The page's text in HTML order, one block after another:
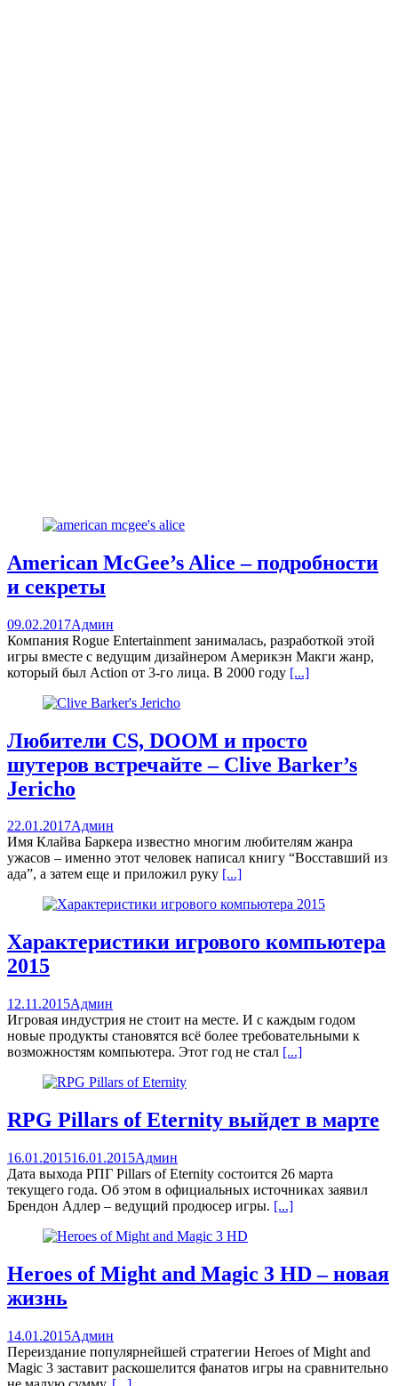
American McGee’s Alice – подробности
и секреты
09.02.2017Админ
Компания Rogue Entertainment занималась, разработкой этой
игры вместе с ведущим дизайнером Америкэн Макги жанр,
который был Action от 3-го лица. В 2000 году [...]
Любители CS, DOOM и просто
шутеров встречайте – Clive Barker’s
Jericho
22.01.2017Админ
Имя Клайва Баркера известно многим любителям жанра
ужасов – именно этот человек написал книгу “Восставший из
ада”, а затем еще и приложил руку [...]
Характеристики игрового компьютера
2015
12.11.2015Админ
Игровая индустрия не стоит на месте. И с каждым годом
новые продукты становятся всё более требовательными к
возможностям компьютера. Этот год не стал [...]
RPG Pillars of Eternity выйдет в марте
16.01.201516.01.2015Админ
Дата выхода РПГ Pillars of Eternity состоится 26 марта
текущего года. Об этом в официальных источниках заявил
Брендон Адлер – ведущий продюсер игры. [...]
Heroes of Might and Magic 3 HD – новая
жизнь
14.01.2015Админ
Переиздание популярнейшей стратегии Heroes of Might and
Magic 3 заставит раскошелится фанатов игры на сравнительно